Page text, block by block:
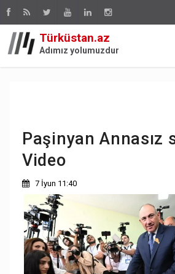
Türküstan.az
Adımız yolumuzdur
Paşinyan Annasız
Video
7 İyun 11:40